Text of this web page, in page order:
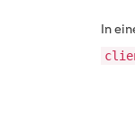
In